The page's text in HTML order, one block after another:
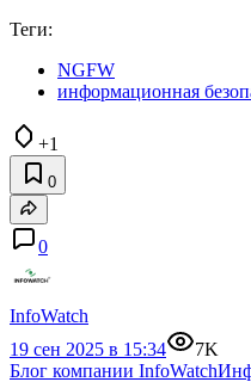
Теги:
NGFW
информационная
+1
0
0
InfoWatch
19 сен 2025 в 15:34
7K
Блог компании InfoWatch